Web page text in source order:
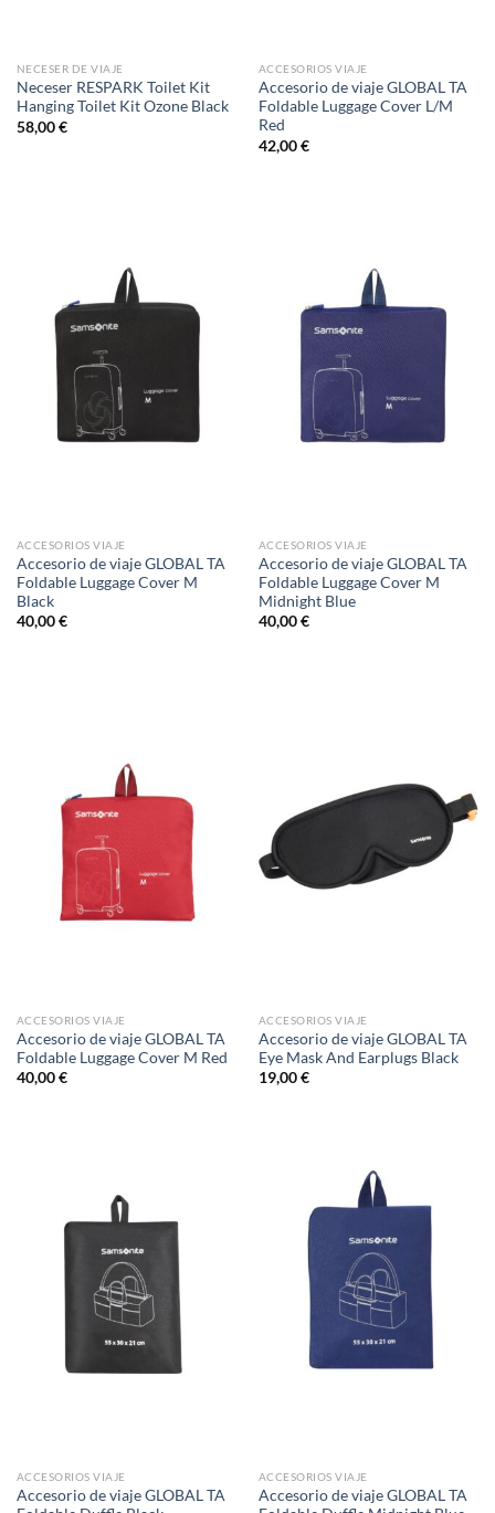
NECESER DE VIAJE
Neceser RESPARK Toilet Kit
Hanging Toilet Kit Ozone Black
58,00€
ACCESORIOS VIAJE
Accesorio de viaje GLOBAL TA
Foldable Luggage Cover L/M
Red
42,00€
ACCESORIOS VIAJE
Accesorio de viaje GLOBAL TA
Foldable Luggage Cover M
Black
40,00€
ACCESORIOS VIAJE
Accesorio de viaje GLOBAL TA
Foldable Luggage Cover M
Midnight Blue
40,00€
ACCESORIOS VIAJE
Accesorio de viaje GLOBAL TA
Foldable Luggage Cover M Red
40,00€
ACCESORIOS VIAJE
Accesorio de viaje GLOBAL TA
Eye Mask And Earplugs Black
19,00€
ACCESORIOS VIAJE
Accesorio de viaje GLOBAL TA
ACCESORIOS VIAJE
Accesorio de viaje GLOBAL TA